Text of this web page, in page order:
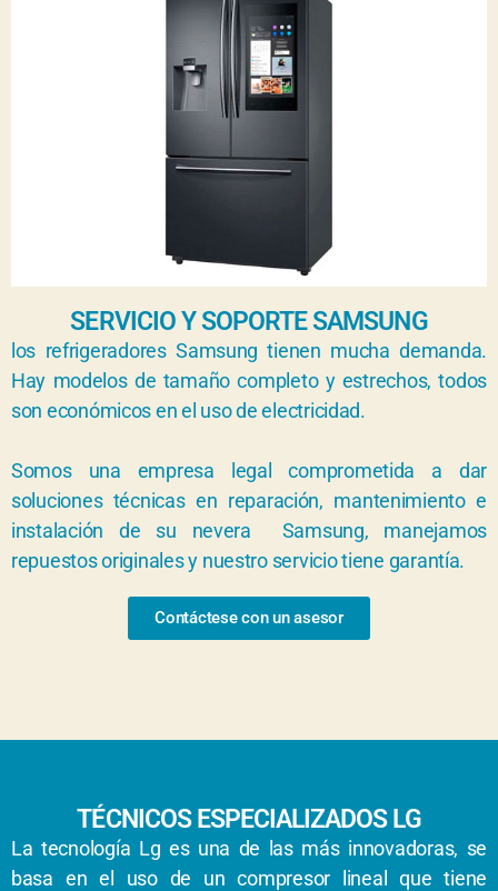
SERVICIO Y SOPORTE SAMSUNG
los refrigeradores Samsung tienen mucha demanda.
Hay modelos de tamaño completo y estrechos, todos
son económicos en el uso de electricidad.
Somos una empresa legal comprometida a dar
soluciones técnicas en reparación, mantenimiento e
instalación de su nevera Samsung, manejamos
repuestos originales y nuestro servicio tiene garantía.
Contáctese con un asesor
TÉCNICOS ESPECIALIZADOS LG
La tecnología Lg es una de las más innovadoras, se
basa en el uso de un compresor lineal que tiene